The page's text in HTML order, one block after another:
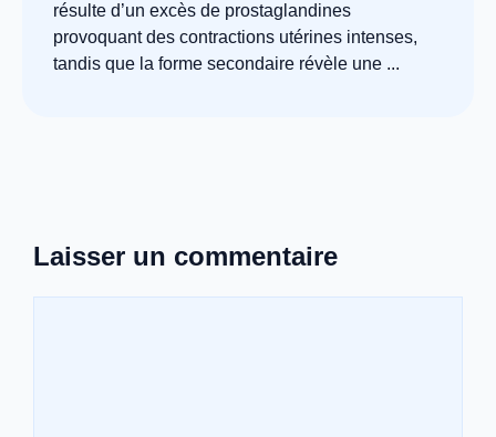
résulte d’un excès de prostaglandines
provoquant des contractions utérines intenses,
tandis que la forme secondaire révèle une ...
Laisser un commentaire